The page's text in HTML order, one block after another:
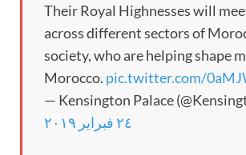
Their Royal Highnesses will
across different sectors of
society, who are helping shape
Morocco. pic.twitter.com/
— Kensington Palace
٢٤ فبراير ٢٠١٩